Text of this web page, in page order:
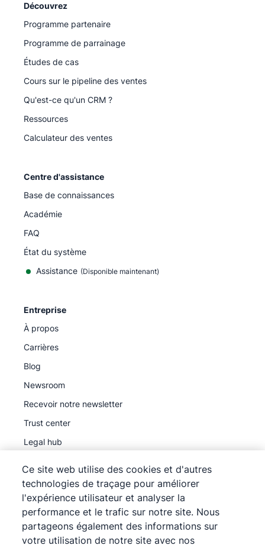
Découvrez
Programme partenaire
Programme de parrainage
Études de cas
Cours sur le pipeline des ventes
Qu'est-ce qu'un CRM ?
Ressources
Calculateur des ventes
Centre d'assistance
Base de connaissances
Académie
FAQ
État du système
Assistance (Disponible maintenant)
Entreprise
À propos
Carrières
Blog
Newsroom
Recevoir notre newsletter
Trust center
Legal hub
©2026Pipedrive
Ce site web utilise des cookies et d'autres
technologies de traçage pour améliorer
l'expérience utilisateur et analyser la
performance et le trafic sur notre site. Nous
partageons également des informations sur
votre utilisation de notre site avec nos